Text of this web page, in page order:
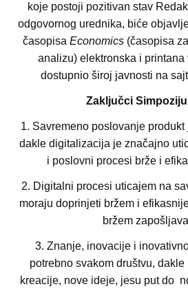
koje postoji pozitivan stav
odgovornog urednika, biće
časopisa Economics (časopisa
analizu) elektronska i printana
dostupnio široj javnosti na
Zaključci
1. Savremeno poslovanje
dakle digitalizacija je značajno
i poslovni procesi brže i
2. Digitalni procesi uticajem na
moraju doprinjeti bržem i
bržem
3. Znanje, inovacije i
potrebno svakom društvu,
kreacije, nove ideje, jesu put do